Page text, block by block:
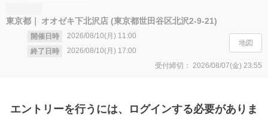
東京都 オオゼキ下北沢店 (東京都世田谷区北沢2-9-21)
開催日時 2026/08/10(月) 11:00
終了日時
2026/08/10(月) 17:00
受付締切： 2026/08/07(金) 23:55
地図
エントリーを行うには、ログインする必要がありま